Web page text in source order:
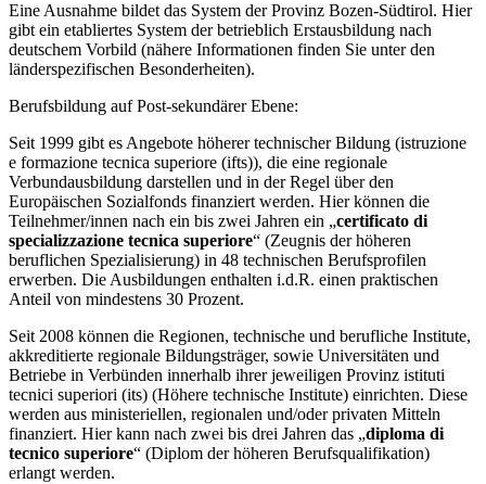
Eine Ausnahme bildet das System der Provinz Bozen-Südtirol. Hier
gibt ein etabliertes System der betrieblich Erstausbildung nach
deutschem Vorbild (nähere Informationen finden Sie unter den
länderspezifischen Besonderheiten).
Berufsbildung auf Post-sekundärer Ebene:
Seit 1999 gibt es Angebote höherer technischer Bildung (istruzione
e formazione tecnica superiore (ifts)), die eine regionale
Verbundausbildung darstellen und in der Regel über den
Europäischen Sozialfonds finanziert werden. Hier können die
Teilnehmer/innen nach ein bis zwei Jahren ein „certificato di
specializzazione tecnica superiore“ (Zeugnis der höheren
beruflichen Spezialisierung) in 48 technischen Berufsprofilen
erwerben. Die Ausbildungen enthalten i.d.R. einen praktischen
Anteil von mindestens 30 Prozent.
Seit 2008 können die Regionen, technische und berufliche Institute,
akkreditierte regionale Bildungsträger, sowie Universitäten und
Betriebe in Verbünden innerhalb ihrer jeweiligen Provinz istituti
tecnici superiori (its) (Höhere technische Institute) einrichten. Diese
werden aus ministeriellen, regionalen und/oder privaten Mitteln
finanziert. Hier kann nach zwei bis drei Jahren das „diploma di
tecnico superiore“ (Diplom der höheren Berufsqualifikation)
erlangt werden.